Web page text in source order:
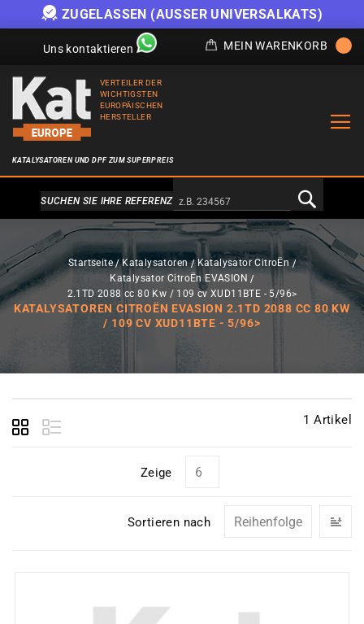
ZUGELASSEN (AUSSER UNIVERSALKATS)
Uns kontaktieren MEIN WARENKORB
VERTEILER DER
WICHTIGSTEN
EUROPÄISCHEN
HERSTELLER
KATALYSATOREN UND DPF ZUM SUPERPREIS
Alternativa a Doofinder
SUCHEN SIE IHRE REFERENZ
Startseite Katalysatoren
Katalysator CitroËn
Katalysator CitroËn EVASION
2.1TD 2088 cc 80 Kw / 109 cv XUD11BTE - 5/96>
KATALYSATOREN CITROËN EVASION 2.1TD 2088 CC 80 KW
/ 109 CV XUD11BTE - 5/96>
1 Artikel
Zeige
Sortieren nach